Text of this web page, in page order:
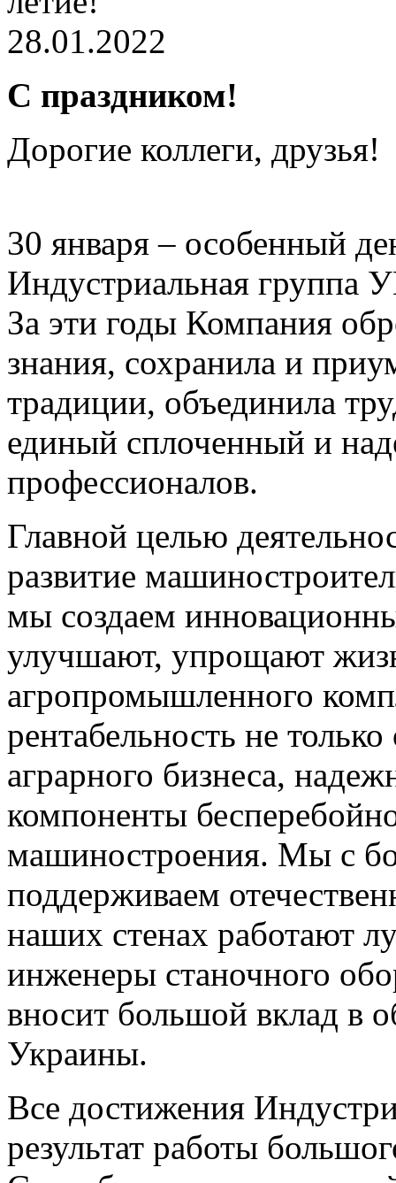
28.01.2022
С праздником!
Дорогие коллеги, друзья!
30 января – особенный
Индустриальная группа
За эти годы Компания
знания, сохранила и
традиции, объединила
единый сплоченный и
профессионалов.
Главной целью
развитие
мы создаем
улучшают, упрощают
агропромышленного
рентабельность не
аграрного бизнеса,
компоненты
машиностроения. Мы с
поддерживаем
наших стенах работают
инженеры станочного
вносит большой вклад в
Украины.
Все достижения
результат работы